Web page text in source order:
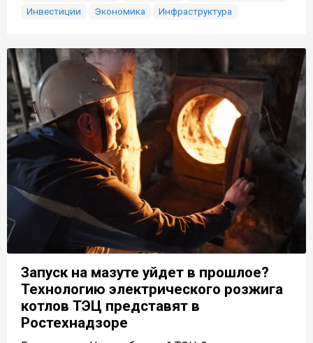
Инвестиции
Экономика Инфраструктура
Запуск на мазуте уйдет в прошлое?
Технологию электрического розжига
котлов ТЭЦ представят в
Ростехнадзоре